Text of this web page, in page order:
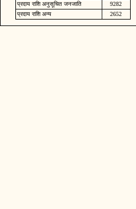
प्रदाय राशि अनुसूचित जनजाति
9282
प्रदाय राशि अन्य
2652